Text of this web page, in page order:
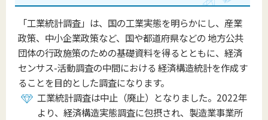
「工業統計調査」は、国の工業実態を明らかにし、産業
政策、中小企業政策など、国や都道府県などの 地方公共
団体の行政施策のための基礎資料を得るとともに、経済
センサス-活動調査の中間における 経済構造統計を作成す
ることを目的とした調査になります。
工業統計調査は中止（廃止）となりました。2022年
より、経済構造実態調査に包摂され、製造業事業所